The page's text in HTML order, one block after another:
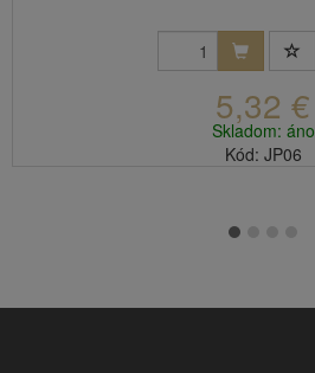
5,32 €
Skladom: áno
Kód: JP06